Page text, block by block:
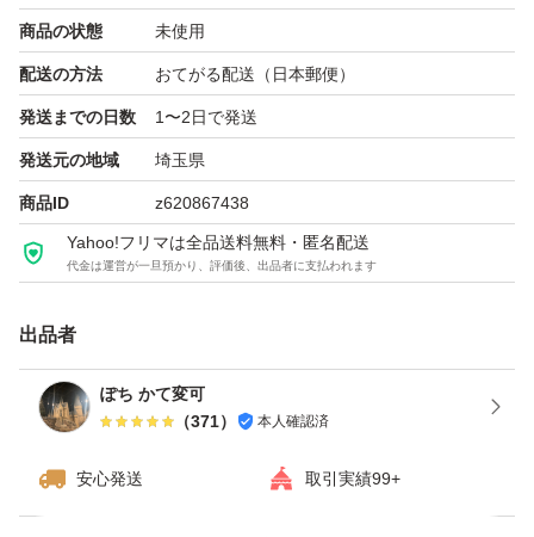
商品の状態 未使用
配送の方法 おてがる配送（日本郵便）
発送までの日数 1〜2日で発送
発送元の地域 埼玉県
商品ID z620867438
Yahoo!フリマは全品送料無料・匿名配送
代金は運営が一旦預かり、評価後、出品者に支払われます
出品者
ぽち かて変可
（371） 本人確認済
安心発送 取引実績99+